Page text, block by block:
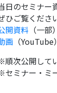
日のセミナー
ひご覧くださ
開資料 （一部）
画 （YouTube）
順次公開して
セミナー・ミ